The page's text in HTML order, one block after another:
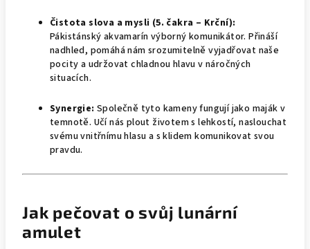
Čistota slova a mysli (5. čakra – Krční):
Pákistánský akvamarín výborný komunikátor. Přináší
nadhled, pomáhá nám srozumitelně vyjadřovat naše
pocity a udržovat chladnou hlavu v náročných
situacích.
Synergie: Společně tyto kameny fungují jako maják v
temnotě. Učí nás plout životem s lehkostí, naslouchat
svému vnitřnímu hlasu a s klidem komunikovat svou
pravdu.
Jak pečovat o svůj lunární
amulet